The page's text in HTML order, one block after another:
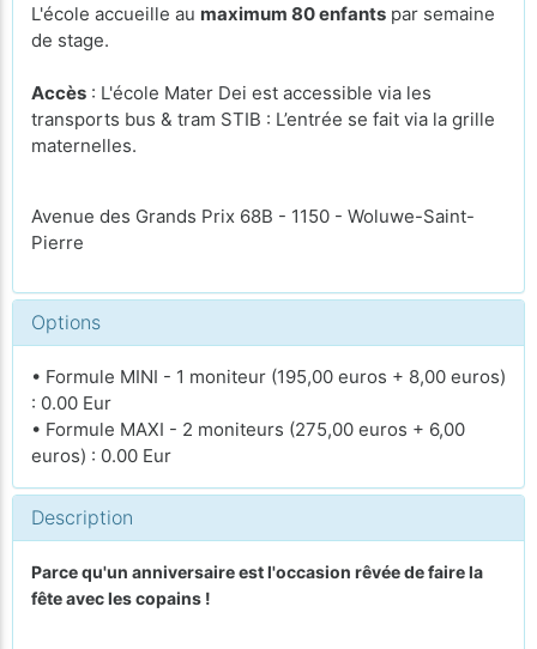
L'école accueille au maximum 80 enfants par semaine
de stage.
Accès : L'école Mater Dei est accessible via les
transports bus & tram STIB : L’entrée se fait via la grille
maternelles.
Avenue des Grands Prix 68B - 1150 - Woluwe-Saint-
Pierre
Options
• Formule MINI - 1 moniteur (195,00 euros + 8,00 euros)
: 0.00 Eur
• Formule MAXI - 2 moniteurs (275,00 euros + 6,00
euros) : 0.00 Eur
Description
Parce qu'un anniversaire est l'occasion rêvée de faire la
fête avec les copains !